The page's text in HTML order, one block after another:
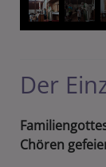
Der
Chören